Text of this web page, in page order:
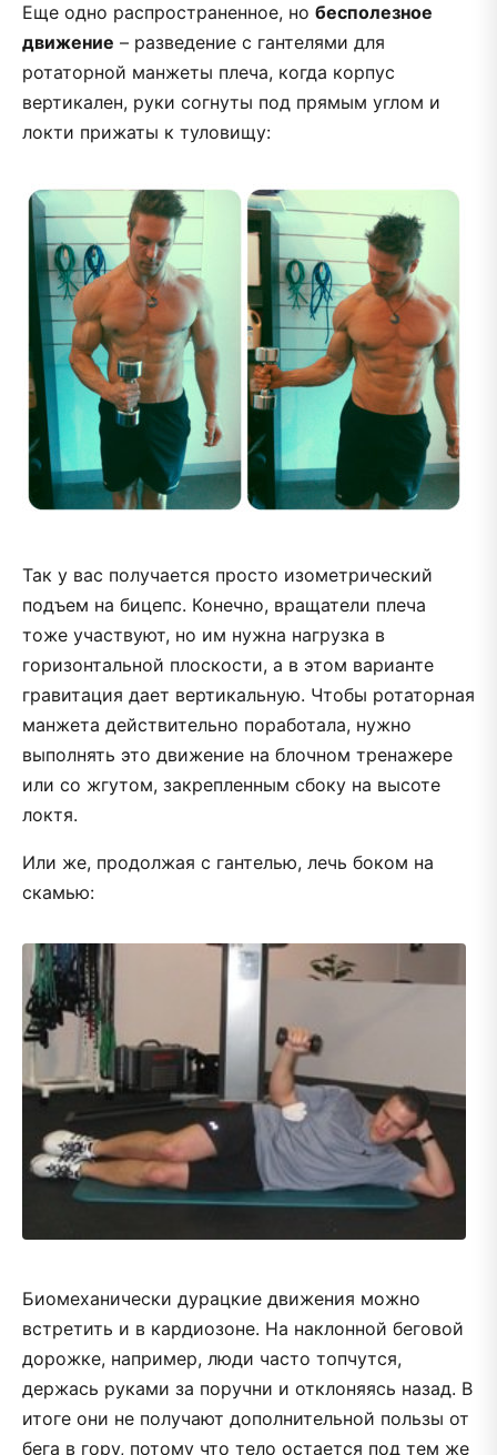
Еще одно распространенное, но бесполезное
движение – разведение с гантелями для
ротаторной манжеты плеча, когда корпус
вертикален, руки согнуты под прямым углом и
локти прижаты к туловищу:
Так у вас получается просто изометрический
подъем на бицепс. Конечно, вращатели плеча
тоже участвуют, но им нужна нагрузка в
горизонтальной плоскости, а в этом варианте
гравитация дает вертикальную. Чтобы ротаторная
манжета действительно поработала, нужно
выполнять это движение на блочном тренажере
или со жгутом, закрепленным сбоку на высоте
локтя.
Или же, продолжая с гантелью, лечь боком на
скамью:
Биомеханически дурацкие движения можно
встретить и в кардиозоне. На наклонной беговой
дорожке, например, люди часто топчутся,
держась руками за поручни и отклоняясь назад. В
итоге они не получают дополнительной пользы от
бега в гору, потому что тело остается под тем же